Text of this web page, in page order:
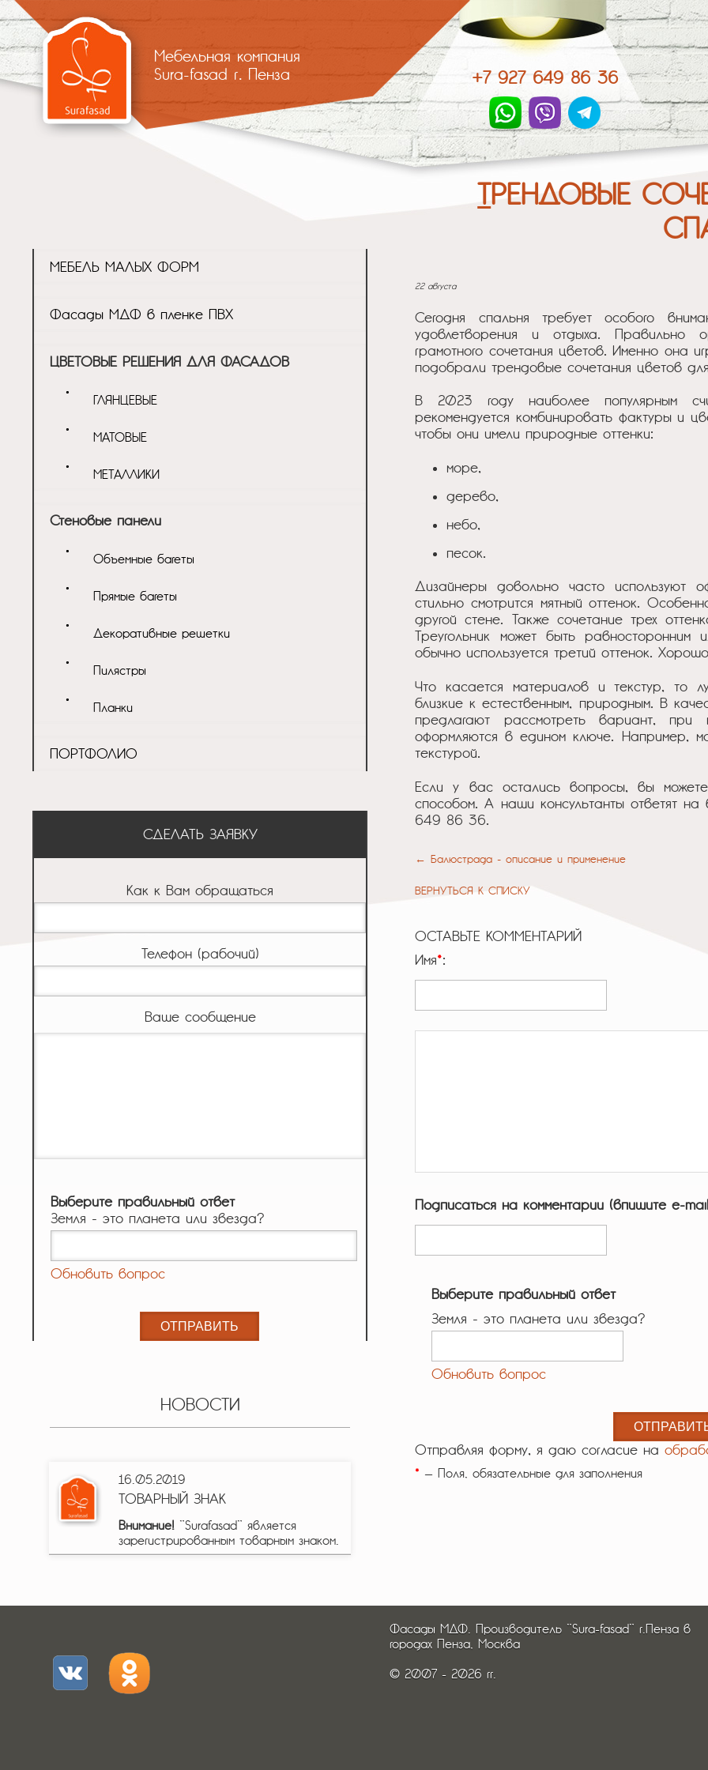
Мебельная компания
Sura-fasad г. Пенза
+7 927 649 86 36
МЕБЕЛЬ МАЛЫХ ФОРМ
Фасады МДФ в пленке ПВХ
ЦВЕТОВЫЕ РЕШЕНИЯ ДЛЯ ФАСАДОВ
ГЛЯНЦЕВЫЕ
МАТОВЫЕ
МЕТАЛЛИКИ
Стеновые панели
Объемные багеты
Прямые багеты
Декоративные решетки
Пилястры
Планки
ПОРТФОЛИО
СДЕЛАТЬ ЗАЯВКУ
Как к Вам обращаться
Телефон (рабочий)
Ваше сообщение
Выберите правильный ответ
Земля - это планета или звезда?
Обновить вопрос
НОВОСТИ
16.05.2019
ТОВАРНЫЙ ЗНАК
Внимание! "Surafasad" является
зарегистрированным товарным знаком.
ТРЕНДОВЫЕ СОЧЕТАНИЯ ЦВЕТОВ ДЛЯ
22 августа
Сегодня спальня требует особого
удовлетворения и отдыха. Правильно
грамотного сочетания цветов. Именно она
подобрали трендовые сочетания цветов
В 2023 году наиболее популярным
рекомендуется комбинировать фактуры и
чтобы они имели природные оттенки:
море,
дерево,
небо,
песок.
Дизайнеры довольно часто
стильно смотрится мятный оттенок.
другой стене. Также сочетание трех
Треугольник может быть
обычно используется третий оттенок.
Что касается материалов и текстур, то
близкие к естественным, природным. В
предлагают рассмотреть вариант,
оформляются в едином ключе. Например,
текстурой.
Если у вас остались вопросы, вы
способом. А наши консультанты ответят
649 86 36.
← Балюстрада - описание и применение
ВЕРНУТЬСЯ К СПИСКУ
ОСТАВЬТЕ КОММЕНТАРИЙ
Имя*:
Подписаться на комментарии (впишите e-
Выберите правильный ответ
Земля - это планета или звезда?
Обновить вопрос
Отправляя форму, я даю согласие на
* — Поля, обязательные для заполнения
Фасады МДФ. Производитель "Sura-fasad" г.Пенза в
городах Пенза, Москва
© 2007 - 2026 гг.